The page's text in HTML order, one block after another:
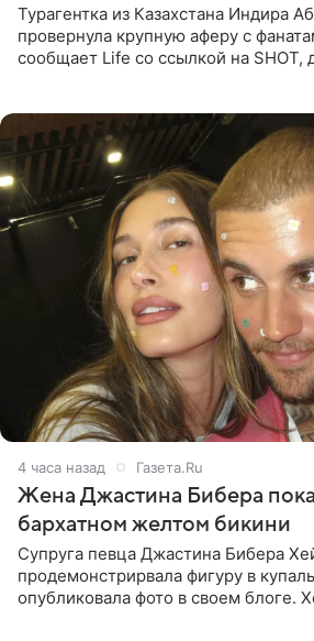
Турагентка из Казахстана Индира
провернула крупную аферу с
сообщает Life со ссылкой на SHOT,
4 часа назад Газета.Ru
Жена Джастина Бибера
бархатном желтом бикини
Супруга певца Джастина Бибера
продемонстрирвала фигуру в
опубликовала фото в своем блоге.